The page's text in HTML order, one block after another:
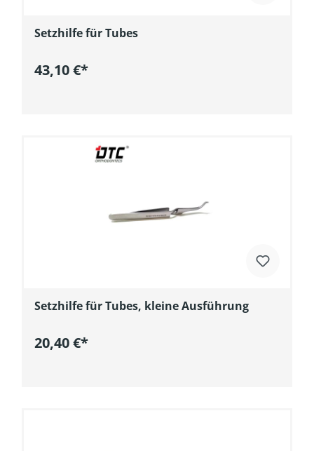
Setzhilfe für Tubes
43,10 €*
Setzhilfe für Tubes, kleine Ausführung
20,40 €*